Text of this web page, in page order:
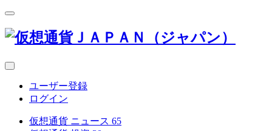
ユーザー登録
ログイン
仮想通貨 ニュース 65